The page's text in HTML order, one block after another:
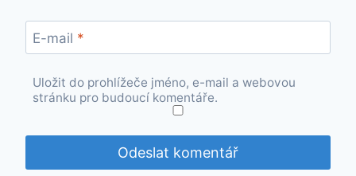
E-mail *
Uložit do prohlížeče jméno, e-mail a webovou
stránku pro budoucí komentáře.